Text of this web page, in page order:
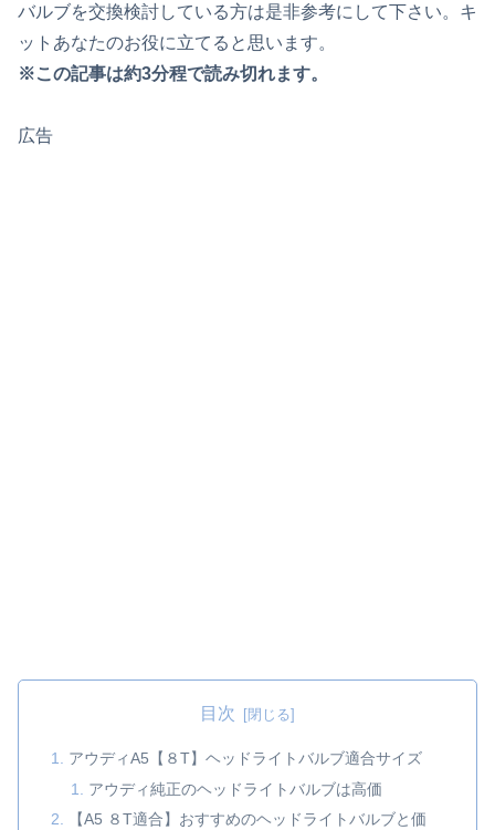
バルブを交換検討している方は是非参考にして下さい。キ
ットあなたのお役に立てると思います。
※この記事は約3分程で読み切れます。
広告
目次
アウディA5【８T】ヘッドライトバルブ適合サイズ
アウディ純正のヘッドライトバルブは高価
【A5 ８T適合】おすすめのヘッドライトバルブと価